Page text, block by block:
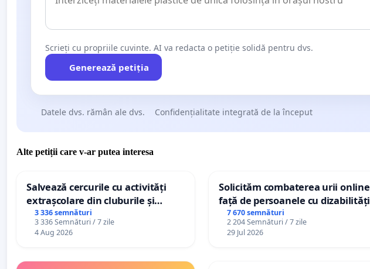
Scrieți cu propriile cuvinte. AI va redacta o petiție solidă pentru dvs.
Generează petiția
Datele dvs. rămân ale dvs. Confidențialitate integrată de la început
Alte petiții care v-ar putea interesa
Salvează cercurile cu activități
extrașcolare din cluburile și
palatele copiilor
3 336 semnături
3 336 Semnături / 7 zile
4 Aug 2026
Solicităm combaterea urii online
față de persoanele cu dizabilități
7 670 semnături
2 204 Semnături / 7 zile
29 Jul 2026